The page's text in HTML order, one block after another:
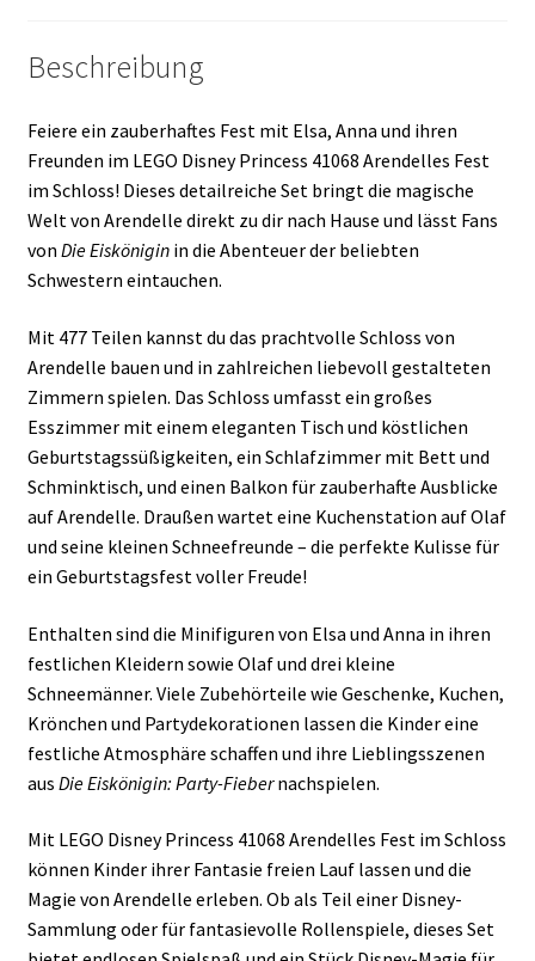
Beschreibung
Feiere ein zauberhaftes Fest mit Elsa, Anna und ihren
Freunden im LEGO Disney Princess 41068 Arendelles Fest
im Schloss! Dieses detailreiche Set bringt die magische
Welt von Arendelle direkt zu dir nach Hause und lässt Fans
von Die Eisköniginin die Abenteuer der beliebten
Schwestern eintauchen.
Mit 477 Teilen kannst du das prachtvolle Schloss von
Arendelle bauen und in zahlreichen liebevoll gestalteten
Zimmern spielen. Das Schloss umfasst ein großes
Esszimmer mit einem eleganten Tisch und köstlichen
Geburtstagssüßigkeiten, ein Schlafzimmer mit Bett und
Schminktisch, und einen Balkon für zauberhafte Ausblicke
auf Arendelle. Draußen wartet eine Kuchenstation auf Olaf
und seine kleinen Schneefreunde – die perfekte Kulisse für
ein Geburtstagsfest voller Freude!
Enthalten sind die Minifiguren von Elsa und Anna in ihren
festlichen Kleidern sowie Olaf und drei kleine
Schneemänner. Viele Zubehörteile wie Geschenke, Kuchen,
Krönchen und Partydekorationen lassen die Kinder eine
festliche Atmosphäre schaffen und ihre Lieblingsszenen
aus Die Eiskönigin: Party-Fiebernachspielen.
Mit LEGO Disney Princess 41068 Arendelles Fest im Schloss
können Kinder ihrer Fantasie freien Lauf lassen und die
Magie von Arendelle erleben. Ob als Teil einer Disney-
Sammlung oder für fantasievolle Rollenspiele, dieses Set